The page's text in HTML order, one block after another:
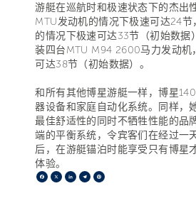
游艇在巡航时和极速状态下的杰出
MTU发动机的情况下极速可达24
的情况下极速可达33节（初始数据
装四台MTU M94 2600马力发动机
可达38节（初始数据）。
和所有其他博星游艇一样，博星
器设备和家庭自动化系统。同样，
最佳舒适性的同时不牺牲性能的品
端的平衡系统，令宾客们在经过一
后，在游艇锚泊时能享受只有博星
体验。
Facebook
X LinkedIn
Telegram